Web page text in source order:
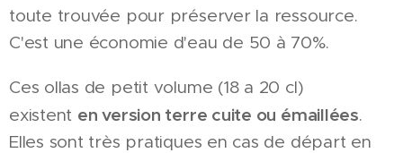
toute trouvée pour préserver la ressource.
C'est une économie d'eau de 50 à 70%.
Ces ollas de petit volume (18 a 20 cl)
existent en version terre cuite ou émaillées.
Elles sont très pratiques en cas de départ en